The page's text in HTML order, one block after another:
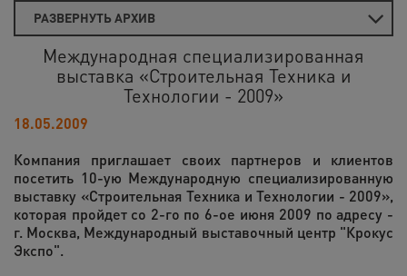
РАЗВЕРНУТЬ АРХИВ
Международная специализированная
выставка «Строительная Техника и
Технологии - 2009»
18.05.2009
Компания приглашает своих партнеров и клиентов
посетить 10-ую Международную специализированную
выставку «Строительная Техника и Технологии - 2009»,
которая пройдет со 2-го по 6-ое июня 2009 по адресу -
г. Москва, Международный выставочный центр "Крокус
Экспо".